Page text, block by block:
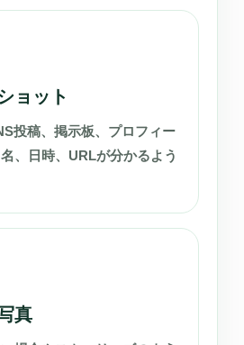
ョット
投稿、掲示板、プロフィー
、日時、URLが分かるよう
真